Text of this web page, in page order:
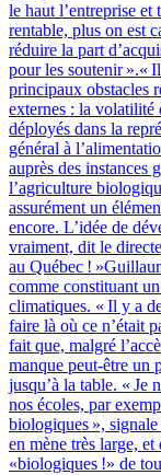
le haut l’entreprise
rentable, plus on est
réduire la part
pour les soutenir ».«
principaux obstacles
externes : la volatilité
déployés dans la
général à
auprès des instances
l’agriculture
assurément un
encore. L’idée de
vraiment, dit le
au Québec !
comme constituant
climatiques. « Il y a
faire là où ce n’était
fait que, malgré
manque peut-être un
jusqu’à la table. « Je
nos écoles, par
biologiques »,
en mène très large,
«biologiques !» de